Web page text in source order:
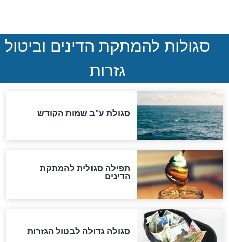
המסמך האבוד שנחשף
במרתפי מוסקבה: כתב היד
הנדיר של הרשב"ם התגלה
"מודה לקב"ה על כל השנים"
לכל המאמרים
אחרית הימים